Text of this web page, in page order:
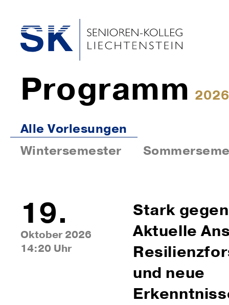
Programm
Alle Vorlesungen
Wintersemester
19.
Oktober 2026
14:20 Uhr
Stark
Aktu­elle
und neue